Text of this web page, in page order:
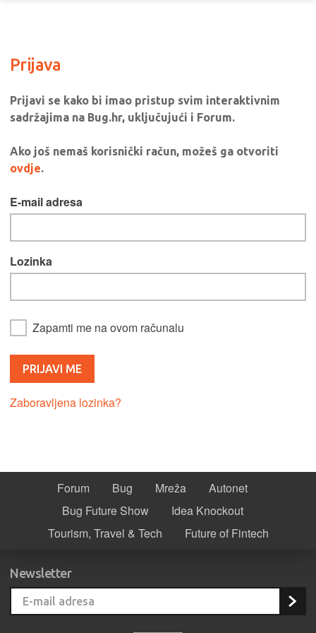
Prijava
Prijavi se kako bi imao pristup svim interaktivnim
sadržajima na Bug.hr, uključujući i Forum.
Ako još nemaš korisnički račun, možeš ga otvoriti
ovdje.
E-mail adresa
Lozinka
Zapamti me na ovom računalu
Zaboravljena lozinka?
Forum Bug Mreža
Autonet
Bug Future Show
Idea Knockout
Tourism, Travel & Tech
Future of Fintech
Newsletter